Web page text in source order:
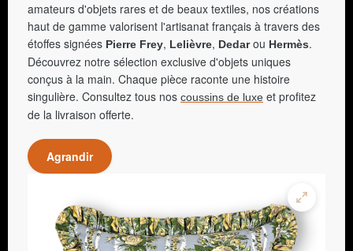
amateurs d'objets rares et de beaux textiles, nos créations
haut de gamme valorisent l'artisanat français à travers des
étoffes signées Pierre Frey, Lelièvre, Dedarou Hermès.
Découvrez notre sélection exclusive d'objets uniques
conçus à la main. Chaque pièce raconte une histoire
singulière. Consultez tous nos coussins de luxe et profitez
de la livraison offerte.
Agrandir